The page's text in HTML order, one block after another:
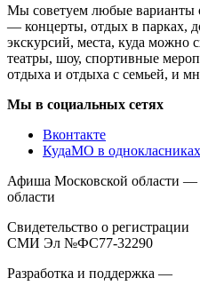
Мы советуем любые варианты
— концерты, отдых в парках,
экскурсий, места, куда можно
театры, шоу, спортивные
отдыха и отдыха с семьей, и
Мы в социальных сетях
Вконтакте
КудаМО в однокласниках
Афиша Московской области —
области
Свидетельство о регистрации
СМИ Эл №ФС77-32290
Разработка и поддержка —